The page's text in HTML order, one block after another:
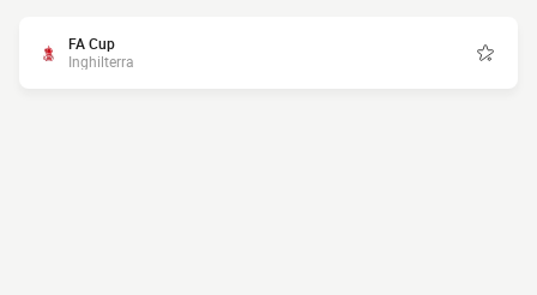
FA Cup
Inghilterra